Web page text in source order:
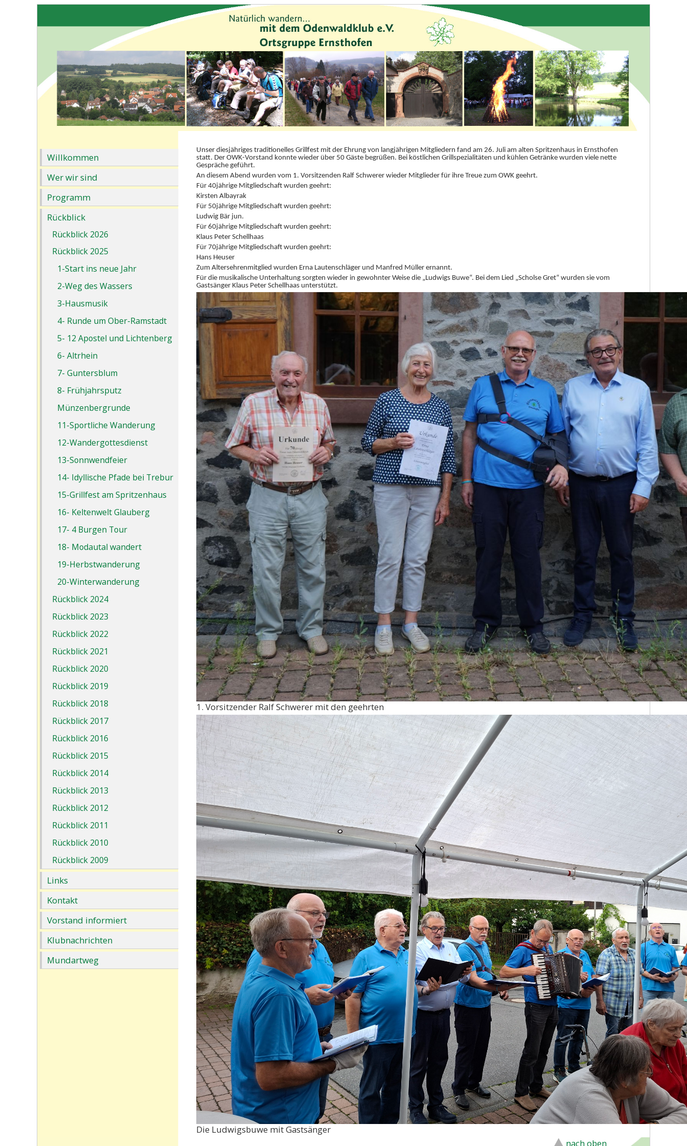
Willkommen
Wer wir sind
Programm
Rückblick
Rückblick 2026
Rückblick 2025
1-Start ins neue Jahr
2-Weg des Wassers
3-Hausmusik
4- Runde um Ober-Ramstadt
5- 12 Apostel und Lichtenberg
6- Altrhein
7- Guntersblum
8- Frühjahrsputz
Münzenbergrunde
11-Sportliche Wanderung
12-Wandergottesdienst
13-Sonnwendfeier
14- Idyllische Pfade bei Trebur
15-Grillfest am Spritzenhaus
16- Keltenwelt Glauberg
17- 4 Burgen Tour
18- Modautal wandert
19-Herbstwanderung
20-Winterwanderung
Rückblick 2024
Rückblick 2023
Rückblick 2022
Rückblick 2021
Rückblick 2020
Rückblick 2019
Rückblick 2018
Rückblick 2017
Rückblick 2016
Rückblick 2015
Rückblick 2014
Rückblick 2013
Rückblick 2012
Rückblick 2011
Rückblick 2010
Rückblick 2009
Links
Kontakt
Vorstand informiert
Klubnachrichten
Mundartweg
Unser diesjähriges traditionelles Grillfest mit der Ehrung von langjährigen Mitgliedern fand am 26. Juli am alten Spritzenhaus in Ernsthofen
statt. Der OWK-Vorstand konnte wieder über 50 Gäste begrüßen. Bei köstlichen Grillspezialitäten und kühlen Getränke wurden viele nette
Gespräche geführt.
An diesem Abend wurden vom 1. Vorsitzenden Ralf Schwerer wieder Mitglieder für ihre Treue zum OWK geehrt.
Für 40jährige Mitgliedschaft wurden geehrt:
Kirsten Albayrak
Für 50jährige Mitgliedschaft wurden geehrt:
Ludwig Bär jun.
Für 60jährige Mitgliedschaft wurden geehrt:
Klaus Peter Schellhaas
Für 70jährige Mitgliedschaft wurden geehrt:
Hans Heuser
Zum Altersehrenmitglied wurden Erna Lautenschläger und Manfred Müller ernannt.
Für die musikalische Unterhaltung sorgten wieder in gewohnter Weise die „Ludwigs Buwe“. Bei dem Lied „Scholse Gret“ wurden sie vom
Gastsänger Klaus Peter Schellhaas unterstützt.
1. Vorsitzender Ralf Schwerer mit den geehrten
Die Ludwigsbuwe mit Gastsänger
nach oben